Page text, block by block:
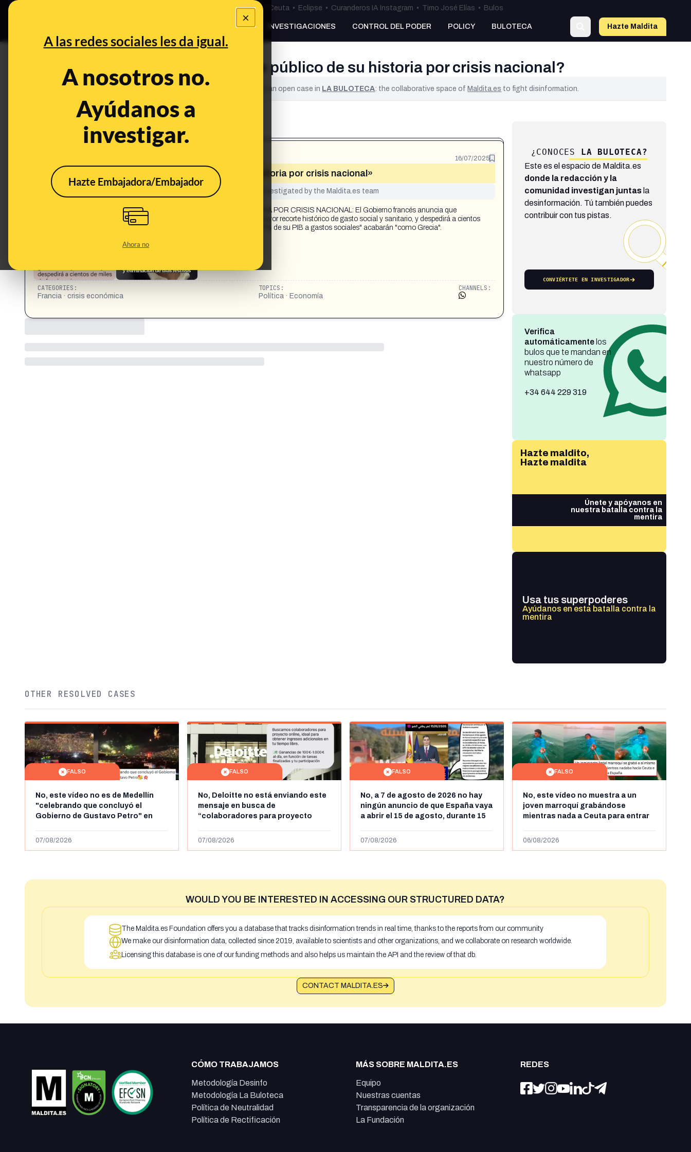
×
A las redes sociales les da igual.
A nosotros no.
Ayúdanos a
investigar.
Hazte Embajadora/Embajador
Ahora no
Especial Ceuta•Bulos Ceuta • Eclipse • Curanderos IA Instagram • Timo José Elías • Bulos
PREBUNKING INVESTIGACIONES CONTROL DEL PODER POLICY BULOTECA Hazte Maldita
¿Francia anuncia el mayor recorte público de su historia por crisis nacional?
This content has NOT yet been verified. It is an open case in LA BULOTECA: the collaborative space ofMaldita.es to fight disinformation.
16/07/2025
«Francia anuncia el mayor recorte público de su historia por crisis nacional»
This content has not yet been investigated by the Maldita.es team
FRANCIA ANUNCIA EL MAYOR RECORTE PÚBLICO DE SU HISTORIA POR CRISIS NACIONAL: El Gobierno francés anuncia que
congelará todo el sistema de pensiones, elimina días festivos, hará el mayor recorte histórico de gasto social y sanitario, y despedirá a cientos
de miles de funcionarios. Afirman que "Si Francia no reduce gastar el 57% de su PIB a gastos sociales" acabarán "como Grecia".
CATEGORIES:
Francia · crisis económica
TOPICS:
Política · Economía
CHANNELS:
¿CONOCES LA BULOTECA?
Este es el espacio de Maldita.es
donde la redacción y la
comunidad investigan juntasla
desinformación. Tú también puedes
contribuir con tus pistas.
CONVIÉRTETE EN INVESTIGADOR
Verifica
automáticamentelos
bulos que te mandan en
nuestro número de
whatsapp
+34 644 229 319
Hazte maldito,
Hazte maldita
Únete y apóyanos en
nuestra batalla contra la
mentira
Usa tus superpoderes
Ayúdanos en esta batalla contra la
mentira
OTHER RESOLVED CASES
FALSO
No, este vídeo no es de Medellín
"celebrando que concluyó el
Gobierno de Gustavo Petro" en
de 2024
07/08/2026
FALSO
No, Deloitte no está enviando este
mensaje en busca de
“colaboradores para proyecto
1.000 euros al día: es un timo
07/08/2026
FALSO
No, a 7 de agosto de 2026 no hay
ningún anuncio de que España vaya
a abrir el 15 de agosto, durante 15
y Ceuta
07/08/2026
FALSO
No, este vídeo no muestra a un
joven marroquí grabándose
mientras nada a Ceuta para entrar
más de 450km de Ceuta y el autor lo
06/08/2026
WOULD YOU BE INTERESTED IN ACCESSING OUR STRUCTURED DATA?
The Maldita.es Foundation offers you a database that tracks disinformation trends in real time, thanks to the reports from our community
We make our disinformation data, collected since 2019, available to scientists and other organizations, and we collaborate on research worldwide.
Licensing this database is one of our funding methods and also helps us maintain the API and the review of that db.
CONTACT MALDITA.ES
CÓMO TRABAJAMOS
Metodología Desinfo
Metodología La Buloteca
Política de Neutralidad
Política de Rectificación
MÁS SOBRE MALDITA.ES
Equipo
Nuestras cuentas
Transparencia de la organización
La Fundación
REDES